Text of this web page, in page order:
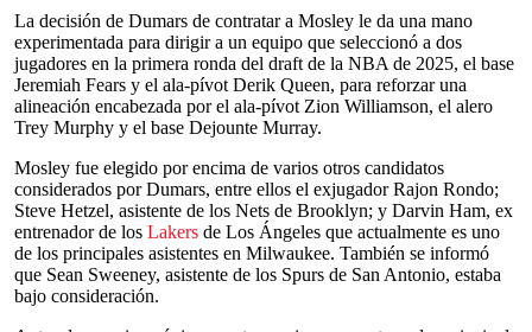
La decisión de Dumars de contratar a Mosley le da una mano
experimentada para dirigir a un equipo que seleccionó a dos
jugadores en la primera ronda del draft de la NBA de 2025, el base
Jeremiah Fears y el ala-pívot Derik Queen, para reforzar una
alineación encabezada por el ala-pívot Zion Williamson, el alero
Trey Murphy y el base Dejounte Murray.
Mosley fue elegido por encima de varios otros candidatos
considerados por Dumars, entre ellos el exjugador Rajon Rondo;
Steve Hetzel, asistente de los Nets de Brooklyn; y Darvin Ham, ex
entrenador de los Lakers de Los Ángeles que actualmente es uno
de los principales asistentes en Milwaukee. También se informó
que Sean Sweeney, asistente de los Spurs de San Antonio, estaba
bajo consideración.